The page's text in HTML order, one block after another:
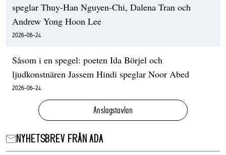
speglar Thuy-Han Nguyen-Chi, Dalena Tran och
Andrew Yong Hoon Lee
2026-06-24
Såsom i en spegel: poeten Ida Börjel och
ljudkonstnären Jassem Hindi speglar Noor Abed
2026-06-24
Anslagstavlan
NYHETSBREV FRÅN ADA